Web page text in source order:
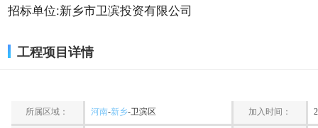
招标单位:新乡市卫滨投资有限公司
工程项目详情
所属区域： 河南-新乡-卫滨区 加入时间：